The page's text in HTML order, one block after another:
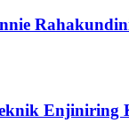
Enjiniring